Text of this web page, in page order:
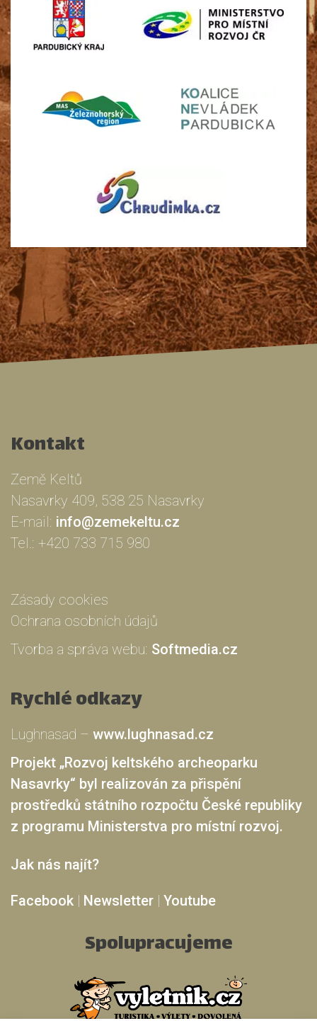
Kontakt
Země Keltů
Nasavrky 409, 538 25 Nasavrky
E-mail: info@zemekeltu.cz
Tel.: +420 733 715 980
Zásady cookies
Ochrana osobních údajů
Tvorba a správa webu: Softmedia.cz
Rychlé odkazy
Lughnasad – www.lughnasad.cz
Projekt „Rozvoj keltského archeoparku
Nasavrky“ byl realizován za přispění
prostředků státního rozpočtu České republiky
z programu Ministerstva pro místní rozvoj.
Jak nás najít?
Facebook | Newsletter | Youtube
Spolupracujeme